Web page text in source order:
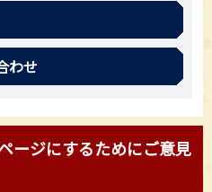
わせ
ージにするためにご意見